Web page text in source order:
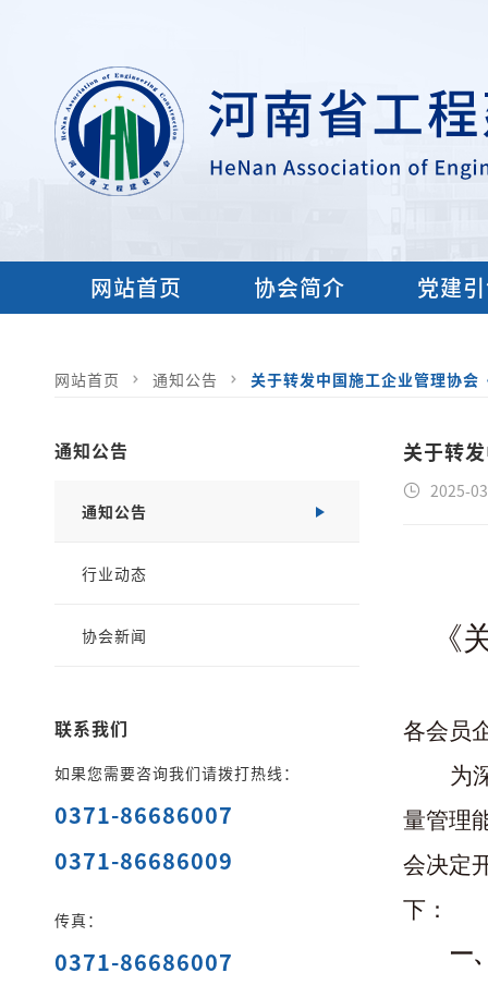
网站首页 协会简介 党建
网站首页 通知公告 关于转发中国施工企业管理协
通知公告
通知公告
行业动态
协会新闻
联系我们
如果您需要咨询我们请拨打热线：
0371-86686007
0371-86686009
传真：
0371-86686007
关于转
2025-
《
各会员
为
量管理
会决定
下：
一